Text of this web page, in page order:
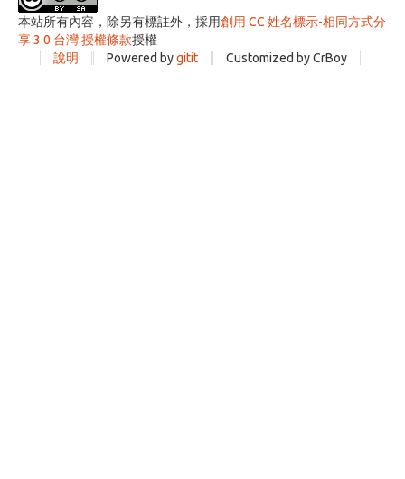
本站所有內容，除另有標註外，採用創用 CC 姓名標示-相同方式分
享 3.0 台灣 授權條款授權
說明
Powered bygitit Customized by CrBoy